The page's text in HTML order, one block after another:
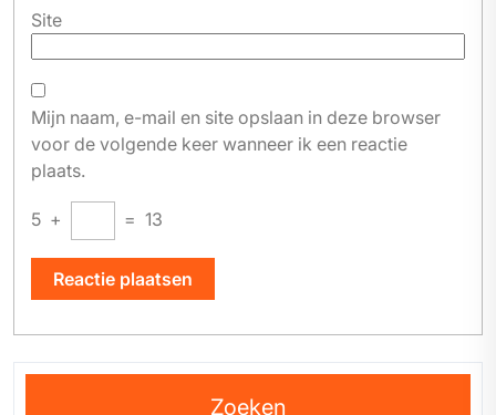
Site
Mijn naam, e-mail en site opslaan in deze browser
voor de volgende keer wanneer ik een reactie
plaats.
5 + = 13
Zoeken